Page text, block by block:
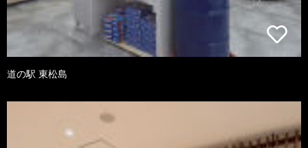
道の駅 東松島